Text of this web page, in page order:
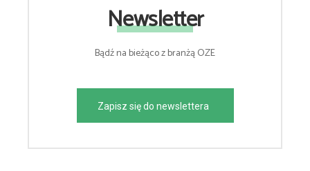
Newsletter
Bądź na bieżąco z branżą OZE
Zapisz się do newslettera